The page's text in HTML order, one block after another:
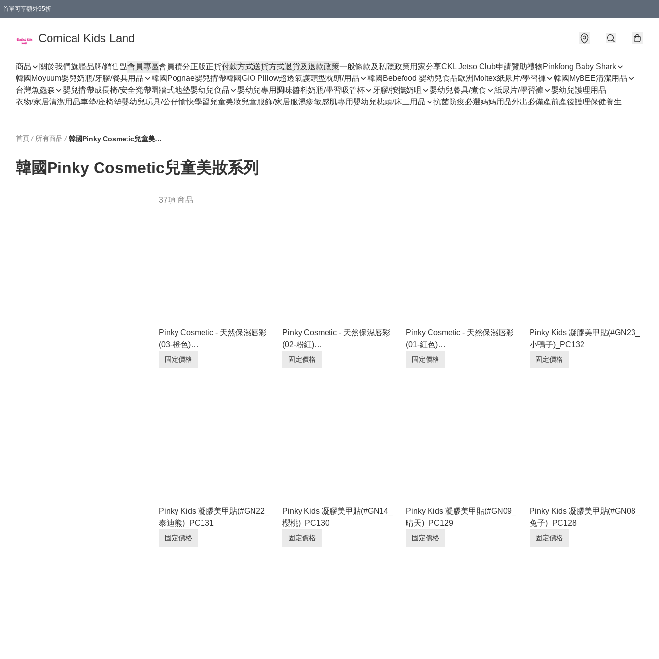
首單可享額外95折
Comical Kids Land
商品 關於我們旗艦品牌/銷售點會員專區會員積分正版正貨付款方式送貨方式退貨及退款政策一般條款及私隱政策用家分享CKL Jetso Club申請贊助禮物Pinkfong Baby Shark
韓國Moyuum嬰兒奶瓶/牙膠/餐具用品
韓國Pognae嬰兒揹帶韓國GIO Pillow超透氣護頭型枕頭/用品 韓國Bebefood 嬰幼兒食品歐洲Moltex紙尿片/學習褲
韓國MyBEE清潔用品
台灣魚鱻森
嬰兒揹帶成長椅/安全凳帶圍牆式地墊嬰幼兒食品 嬰幼兒專用調味醬料奶瓶/學習吸管杯 牙膠/按撫奶咀 嬰幼兒餐具/煮食 紙尿片/學習褲
嬰幼兒護理用品
衣物/家居清潔用品車墊/座椅墊嬰幼兒玩具/公仔愉快學習兒童美妝兒童服飾/家居服濕疹敏感肌專用嬰幼兒枕頭/床上用品 抗菌防疫必選媽媽用品外出必備產前產後護理保健養生
首頁 / 所有商品 / 韓國Pinky Cosmetic兒童美妝系列
韓國Pinky Cosmetic兒童美妝系列
37項 商品
Pinky Cosmetic - 天然保濕唇彩
(03-橙色)
[EXP:2027.03.03]_PC087
固定價格
Pinky Cosmetic - 天然保濕唇彩
(02-粉紅)
[EXP:2027.03.03]_PC086
固定價格
Pinky Cosmetic - 天然保濕唇彩
(01-紅色)
[EXP:2026.09.10]_PC085
固定價格
Pinky Kids 凝膠美甲貼(#GN23_
小鴨子)_PC132
固定價格
Pinky Kids 凝膠美甲貼(#GN22_
泰迪熊)_PC131
固定價格
Pinky Kids 凝膠美甲貼(#GN14_
櫻桃)_PC130
固定價格
Pinky Kids 凝膠美甲貼(#GN09_
晴天)_PC129
固定價格
Pinky Kids 凝膠美甲貼(#GN08_
兔子)_PC128
固定價格